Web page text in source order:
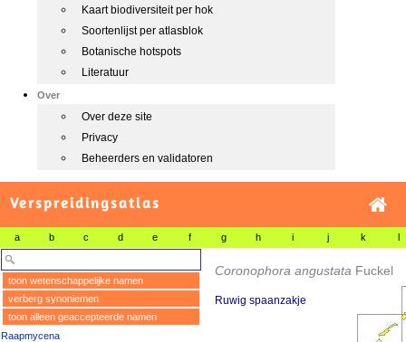
Kaart biodiversiteit per hok
Soortenlijst per atlasblok
Botanische hotspots
Literatuur
Over
Over deze site
Privacy
Beheerders en validatoren
Verspreidingsatlas
a b c d e f g h i j k l
toon wetenschappelijke namen
verberg synoniemen
toon alleen geaccepteerde namen
Raapmycena
Coronophora angustata Fuckel
Ruwig spaanzakje